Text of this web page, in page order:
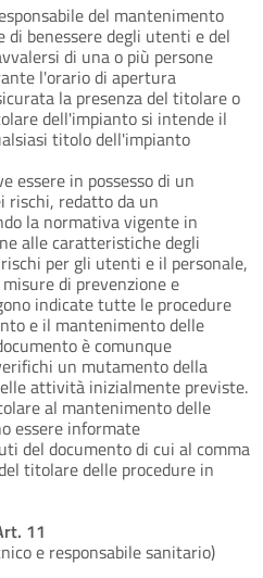
del mantenimento
di benessere degli utenti e del
di una o più persone
l'orario di apertura
la presenza del titolare o
dell'impianto si intende il
titolo dell'impianto
essere in possesso di un
rischi, redatto da un
la normativa vigente in
alle caratteristiche degli
per gli utenti e il personale,
di prevenzione e
indicate tutte le procedure
e il mantenimento delle
è comunque
un mutamento della
attività inizialmente previste.
al mantenimento delle
essere informate
del documento di cui al comma
titolare delle procedure in
11
e responsabile sanitario)